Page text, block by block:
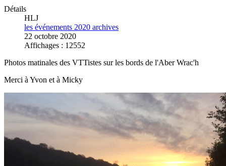
Détails
HLJ
les événements 2020 archives
22 octobre 2020
Affichages : 12552
Photos matinales des VTTistes sur les bords de l'Aber Wrac'h
Merci à Yvon et à Micky